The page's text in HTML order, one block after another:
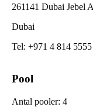
261141 Dubai Jebel
Dubai
Tel: +971 4 814 5555
Pool
Antal pooler: 4